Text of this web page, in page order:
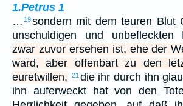
1.Petrus 1
… 19sondern mit dem teuren Blut
unschuldigen und unbefleckten
zwar zuvor ersehen ist, ehe der
ward, aber offenbart zu den
euretwillen,
21 die ihr durch ihn
ihn auferweckt hat von den